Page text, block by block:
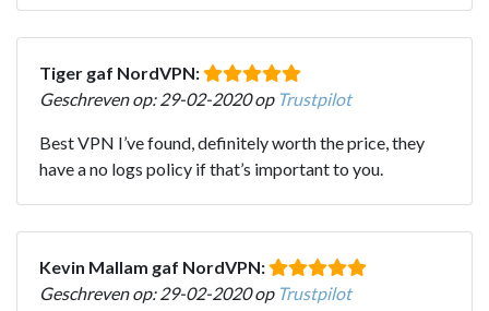
Tiger gaf NordVPN:
Geschreven op: 29-02-2020 op Trustpilot
Best VPN I’ve found, definitely worth the price, they
have a no logs policy if that’s important to you.
Kevin Mallam gaf NordVPN:
Geschreven op: 29-02-2020 op Trustpilot